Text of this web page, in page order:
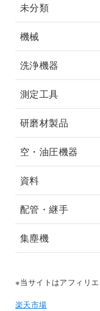
未分類
機械
洗浄機器
測定工具
研磨材製品
空・油圧機器
資料
配管・継手
集塵機
※当サイトはアフィリ
楽天市場